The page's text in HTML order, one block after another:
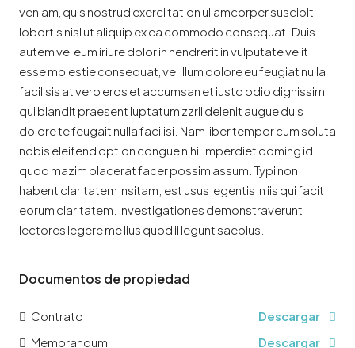
veniam, quis nostrud exerci tation ullamcorper suscipit
lobortis nisl ut aliquip ex ea commodo consequat. Duis
autem vel eum iriure dolor in hendrerit in vulputate velit
esse molestie consequat, vel illum dolore eu feugiat nulla
facilisis at vero eros et accumsan et iusto odio dignissim
qui blandit praesent luptatum zzril delenit augue duis
dolore te feugait nulla facilisi. Nam liber tempor cum soluta
nobis eleifend option congue nihil imperdiet doming id
quod mazim placerat facer possim assum. Typi non
habent claritatem insitam; est usus legentis in iis qui facit
eorum claritatem. Investigationes demonstraverunt
lectores legere me lius quod ii legunt saepius.
Documentos de propiedad
Contrato
Descargar
Memorandum
Descargar